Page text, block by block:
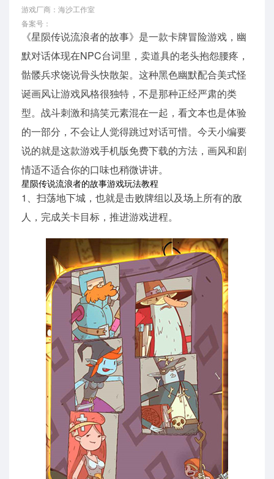
游戏厂商：海沙工作室
备案号：
《星陨传说流浪者的故事》是一款卡牌冒险游戏，幽
默对话体现在NPC台词里，卖道具的老头抱怨腰疼，
骷髅兵求饶说骨头快散架。这种黑色幽默配合美式怪
诞画风让游戏风格很独特，不是那种正经严肃的类
型。战斗刺激和搞笑元素混在一起，看文本也是体验
的一部分，不会让人觉得跳过对话可惜。今天小编要
说的就是这款游戏手机版免费下载的方法，画风和剧
情适不适合你的口味也稍微讲讲。
星陨传说流浪者的故事游戏玩法教程
1、扫荡地下城，也就是击败牌组以及场上所有的敌
人，完成关卡目标，推进游戏进程。